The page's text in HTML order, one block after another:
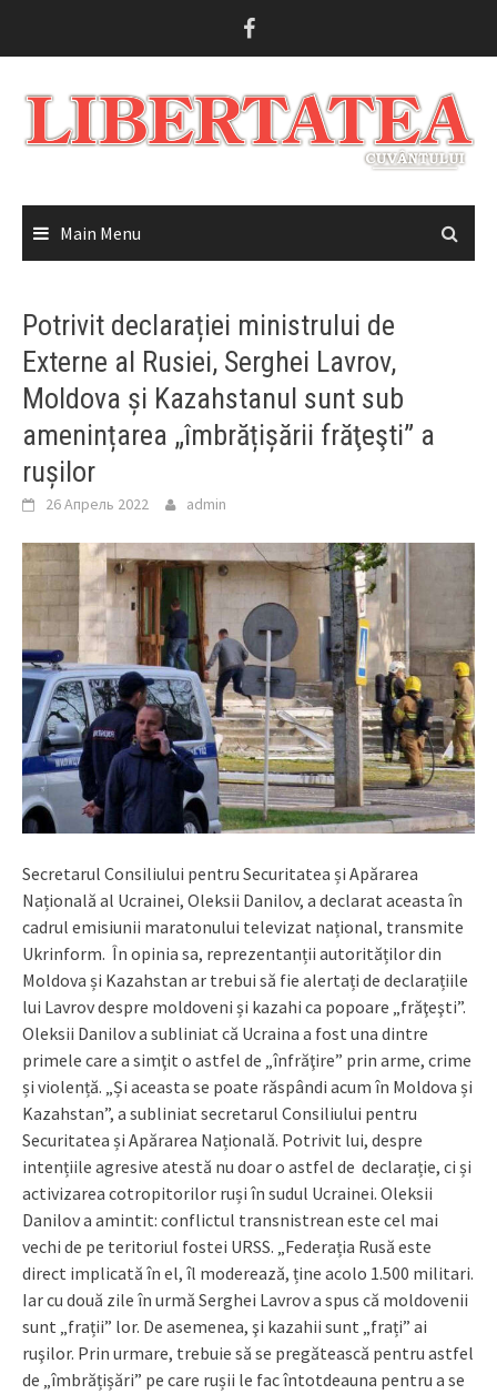
Main Menu
Potrivit declarației ministrului de
Externe al Rusiei, Serghei Lavrov,
Moldova și Kazahstanul sunt sub
amenințarea „îmbrățișării frăţeşti” a
rușilor
26 Апрель 2022 admin
Secretarul Consiliului pentru Securitatea și Apărarea
Națională al Ucrainei, Oleksii Danilov, a declarat aceasta în
cadrul emisiunii maratonului televizat național, transmite
Ukrinform. În opinia sa, reprezentanții autorităților din
Moldova și Kazahstan ar trebui să fie alertați de declarațiile
lui Lavrov despre moldoveni și kazahi ca popoare „frăţeşti”.
Oleksii Danilov a subliniat că Ucraina a fost una dintre
primele care a simţit o astfel de „înfrăţire” prin arme, crime
și violență. „Și aceasta se poate răspândi acum în Moldova și
Kazahstan”, a subliniat secretarul Consiliului pentru
Securitatea și Apărarea Națională. Potrivit lui, despre
intențiile agresive atestă nu doar o astfel de declarație, ci și
activizarea cotropitorilor ruși în sudul Ucrainei. Oleksii
Danilov a amintit: conflictul transnistrean este cel mai
vechi de pe teritoriul fostei URSS. „Federația Rusă este
direct implicată în el, îl moderează, ține acolo 1.500 militari.
Iar cu două zile în urmă Serghei Lavrov a spus că moldovenii
sunt „frații” lor. De asemenea, şi kazahii sunt „frați” ai
ruşilor. Prin urmare, trebuie să se pregătească pentru astfel
de „îmbrățișări” pe care rușii le fac întotdeauna pentru a se